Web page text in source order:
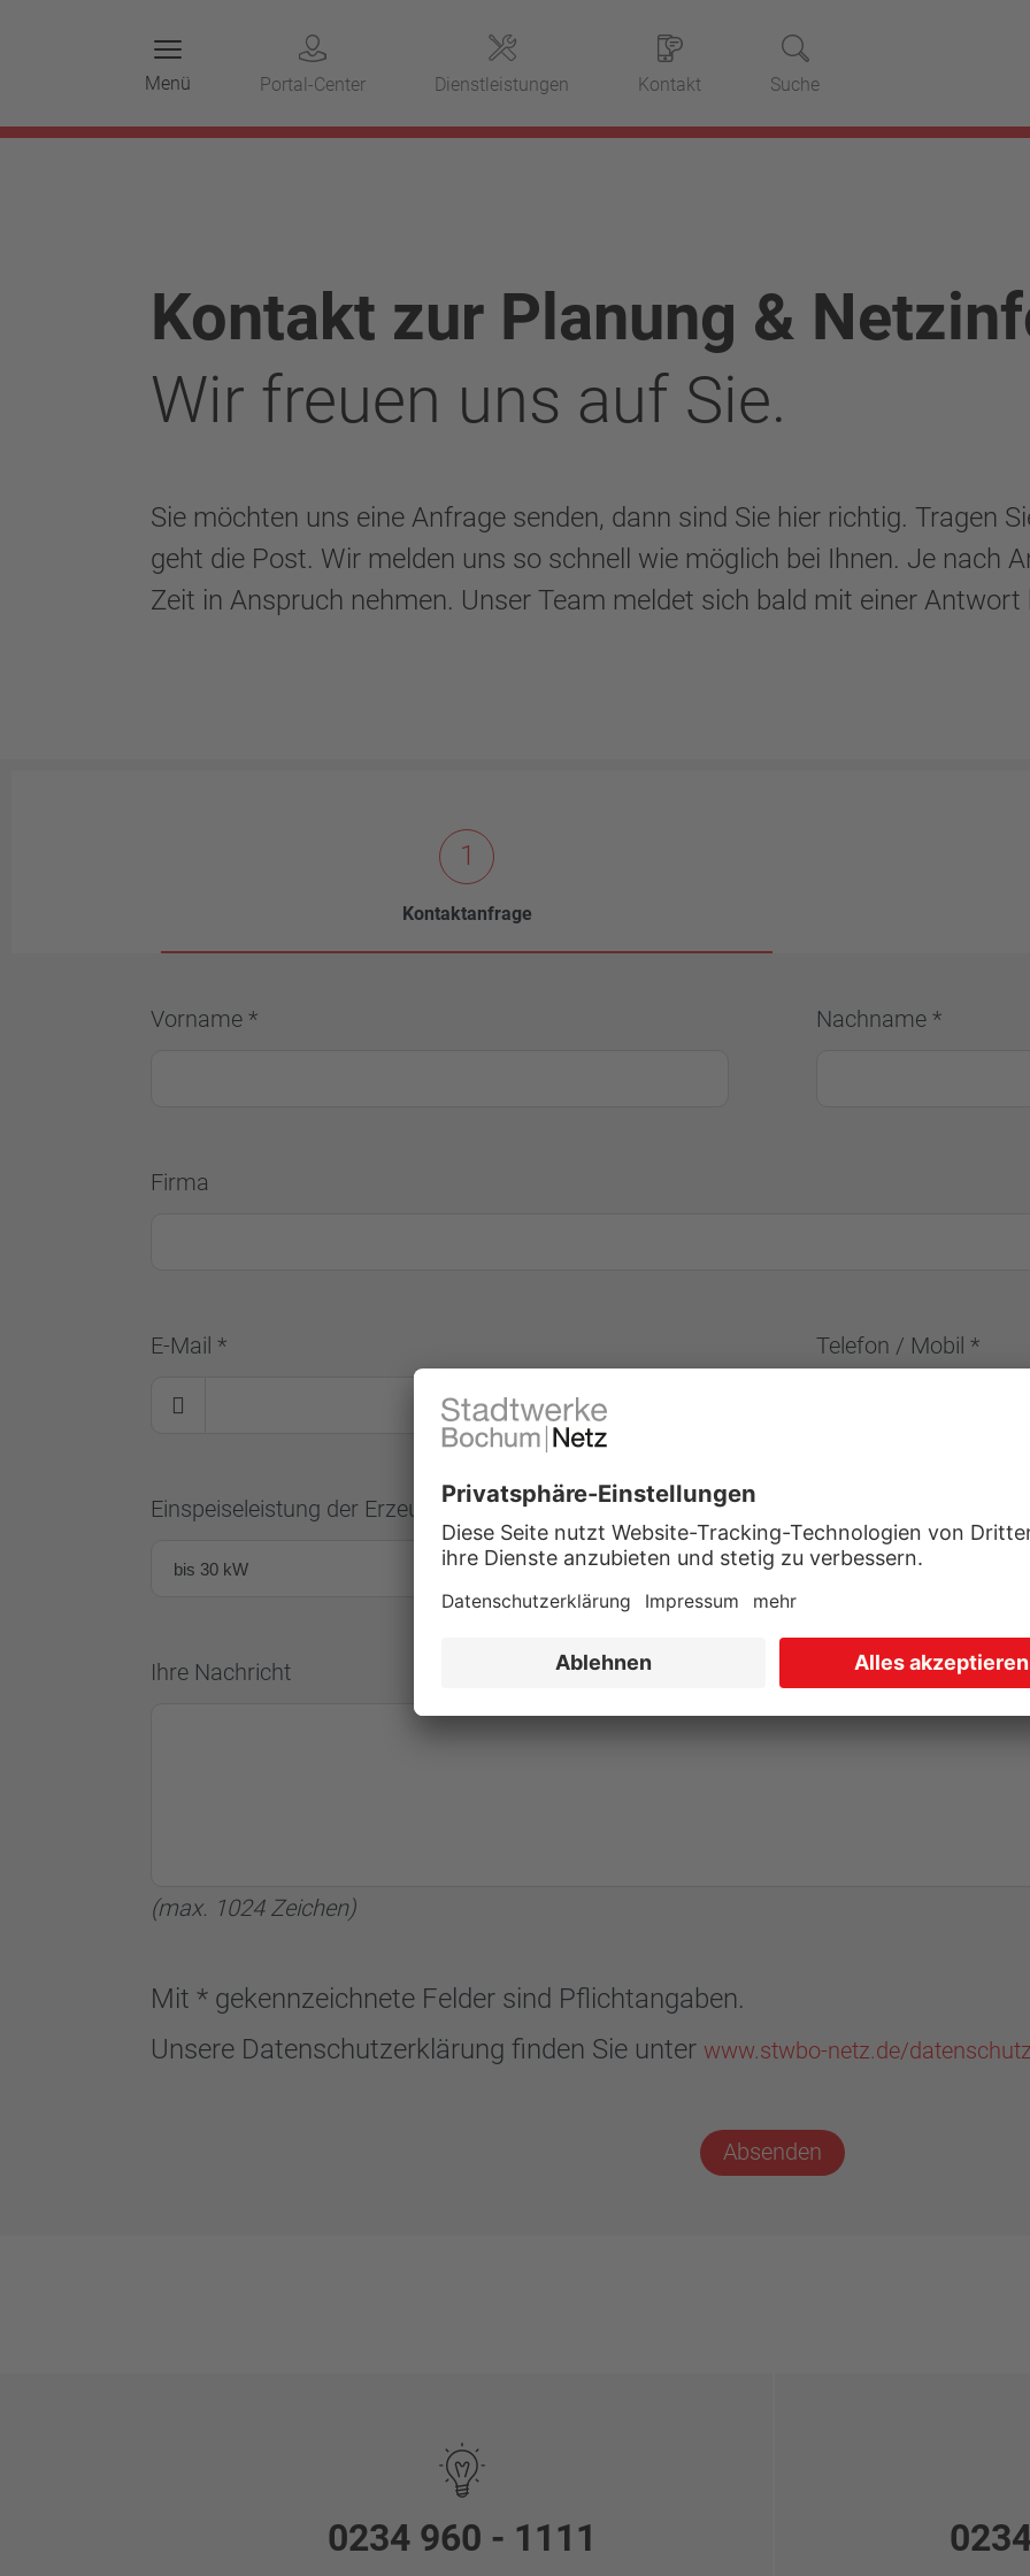
Menü Portal-Center Dienstleistungen Kontakt Suche
Kontakt zur Planung &
Wir freuen uns auf Sie.
Sie möchten uns eine Anfrage senden, dann sind Sie hier richtig. Tragen
geht die Post. Wir melden uns so schnell wie möglich bei Ihnen. Je nach
Zeit in Anspruch nehmen. Unser Team meldet sich bald mit einer Antwort
1
Kontaktanfrage
Vorname * Nachname *
Firma
E-Mail * Telefon / Mobil *
Einspeiseleistung der Erzeugungsanlage *
Ihre Nachricht
(max. 1024 Zeichen)
Mit * gekennzeichnete Felder sind Pflichtangaben.
Unsere Datenschutzerklärung finden Sie unter www.stwbo-netz.de/
Absenden
0234 960 - 1111